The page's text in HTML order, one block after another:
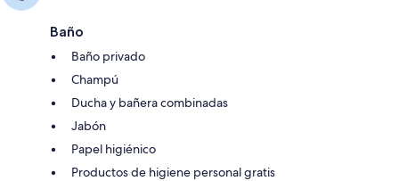
Baño
Baño privado
Champú
Ducha y bañera combinadas
Jabón
Papel higiénico
Productos de higiene personal gratis